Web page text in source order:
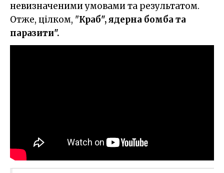
невизначеними умовами та результатом.
Отже, цілком, "Краб", ядерна бомба та
паразити".